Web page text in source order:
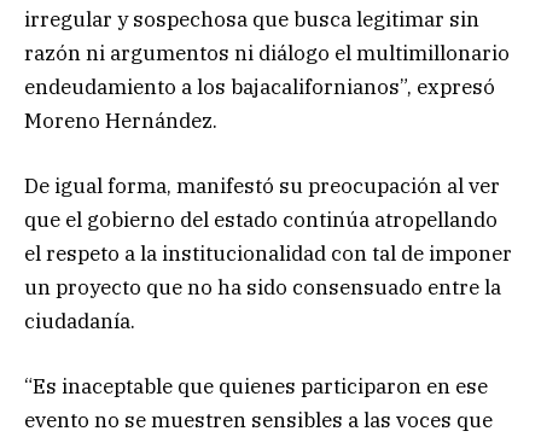
irregular y sospechosa que busca legitimar sin
razón ni argumentos ni diálogo el multimillonario
endeudamiento a los bajacalifornianos”, expresó
Moreno Hernández.
De igual forma, manifestó su preocupación al ver
que el gobierno del estado continúa atropellando
el respeto a la institucionalidad con tal de imponer
un proyecto que no ha sido consensuado entre la
ciudadanía.
“Es inaceptable que quienes participaron en ese
evento no se muestren sensibles a las voces que